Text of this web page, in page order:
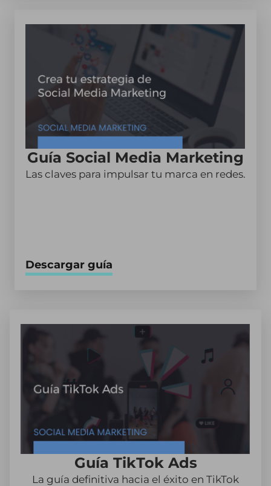
Guía Social Media Marketing
Las claves para impulsar tu marca en redes.
Descargar guía
Guía TikTok Ads
La guía definitiva hacia el éxito en TikTok